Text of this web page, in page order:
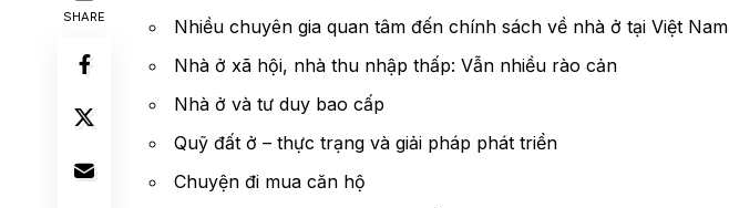
SHARE
Nhiều chuyên gia quan tâm đến chính sách về nhà ở tại Việt Nam
Nhà ở xã hội, nhà thu nhập thấp: Vẫn nhiều rào cản
Nhà ở và tư duy bao cấp
Quỹ đất ở – thực trạng và giải pháp phát triển
Chuyện đi mua căn hộ